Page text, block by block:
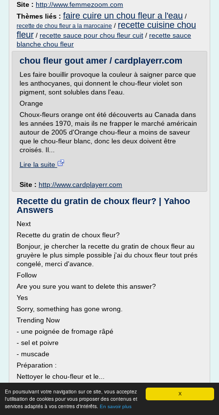
X
En poursuivant votre navigation sur ce site, vous acceptez
l'utilisation de cookies pour vous proposer des contenus et
services adaptés à vos centres d'intérêts. En savoir plus
Site : http://www.femmezoom.com
Thèmes liés : faire cuire un chou fleur a l'eau /
recette de chou fleur a la marocaine / recette cuisine chou
fleur / recette sauce pour chou fleur cuit / recette sauce
blanche chou fleur
chou fleur gout amer / cardplayerr.com
Les faire bouillir provoque la couleur à saigner parce que
les anthocyanes, qui donnent le chou-fleur violet son
pigment, sont solubles dans l'eau.
Orange
Choux-fleurs orange ont été découverts au Canada dans
les années 1970, mais ils ne frapper le marché américain
autour de 2005 d'Orange chou-fleur a moins de saveur
que le chou-fleur blanc, donc les deux doivent être
croisés. Il...
Lire la suite
Site : http://www.cardplayerr.com
Recette du gratin de choux fleur? | Yahoo
Answers
Next
Recette du gratin de choux fleur?
Bonjour, je chercher la recette du gratin de choux fleur au
gruyère le plus simple possible j'ai du choux fleur tout prés
congelé, merci d'avance.
Follow
Are you sure you want to delete this answer?
Yes
Sorry, something has gone wrong.
Trending Now
- une poignée de fromage râpé
- sel et poivre
- muscade
Préparation :
Nettoyer le chou-fleur et le...
Lire la suite
Site :